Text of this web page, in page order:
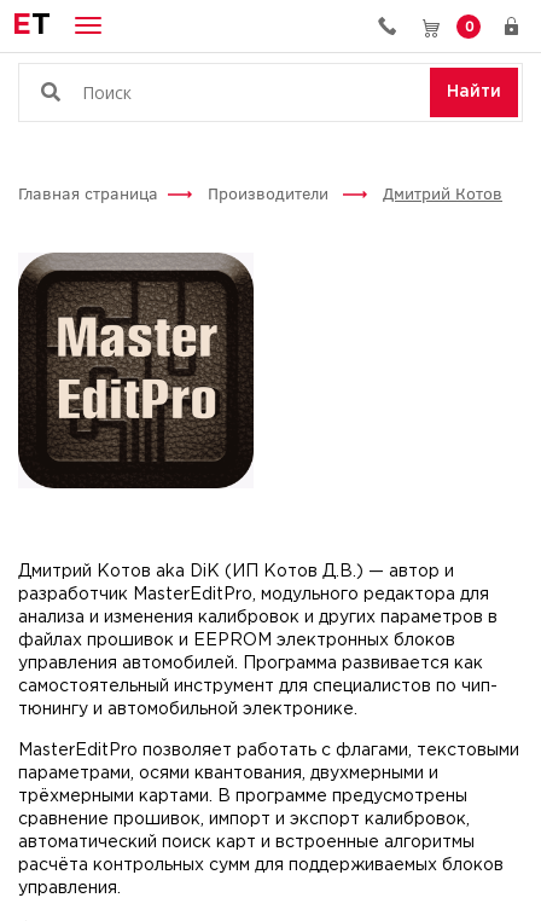
ET 0
Найти
Главная страница Производители Дмитрий Котов
Дмитрий Котов aka DiK (ИП Котов Д.В.) — автор и
разработчик MasterEditPro, модульного редактора для
анализа и изменения калибровок и других параметров в
файлах прошивок и EEPROM электронных блоков
управления автомобилей. Программа развивается как
самостоятельный инструмент для специалистов по чип-
тюнингу и автомобильной электронике.
MasterEditPro позволяет работать с флагами, текстовыми
параметрами, осями квантования, двухмерными и
трёхмерными картами. В программе предусмотрены
сравнение прошивок, импорт и экспорт калибровок,
автоматический поиск карт и встроенные алгоритмы
расчёта контрольных сумм для поддерживаемых блоков
управления.